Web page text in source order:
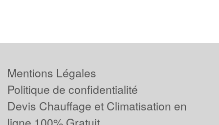
Mentions Légales
Politique de confidentialité
Devis Chauffage et Climatisation en